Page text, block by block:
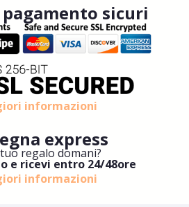
sicuri
informazioni
express
regalo domani?
e ricevi entro 24/48ore
informazioni